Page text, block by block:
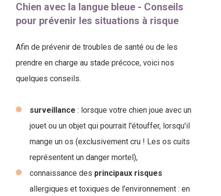
Chien avec la langue bleue - Conseils
pour prévenir les situations à risque
Afin de prévenir de troubles de santé ou de les
prendre en charge au stade précoce, voici nos
quelques conseils.
surveillance : lorsque votre chien joue avec un
jouet ou un objet qui pourrait l'étouffer, lorsqu'il
mange un os (exclusivement cru ! Les os cuits
représentent un danger mortel),
connaissance des principaux risques
allergiques et toxiques de l'environnement : en